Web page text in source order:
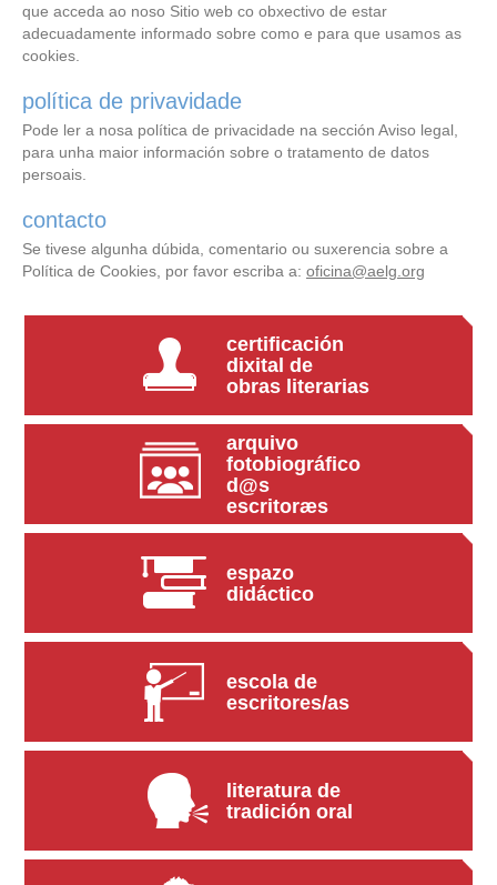
que acceda ao noso Sitio web co obxectivo de estar
adecuadamente informado sobre como e para que usamos as
cookies.
política de privavidade
Pode ler a nosa política de privacidade na sección Aviso legal,
para unha maior información sobre o tratamento de datos
persoais.
contacto
Se tivese algunha dúbida, comentario ou suxerencia sobre a
Política de Cookies, por favor escriba a: oficina@aelg.org
certificación
dixital de
obras literarias
arquivo
fotobiográfico
d@s
escritoræs
espazo
didáctico
escola de
escritores/as
literatura de
tradición oral